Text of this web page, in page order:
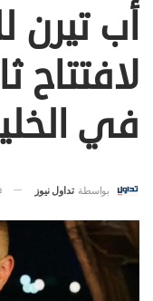
أب تيرن
لافتتاح
في
بواسطة تداول نيوز